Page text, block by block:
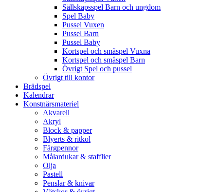
Sällskapsspel Barn och ungdom
Spel Baby
Pussel Vuxen
Pussel Barn
Pussel Baby
Kortspel och småspel Vuxna
Kortspel och småspel Barn
Övrigt Spel och pussel
Övrigt till kontor
Brädspel
Kalendrar
Konstnärsmateriel
Akvarell
Akryl
Block & papper
Blyerts & ritkol
Färgpennor
Målardukar & stafflier
Olja
Pastell
Penslar & knivar